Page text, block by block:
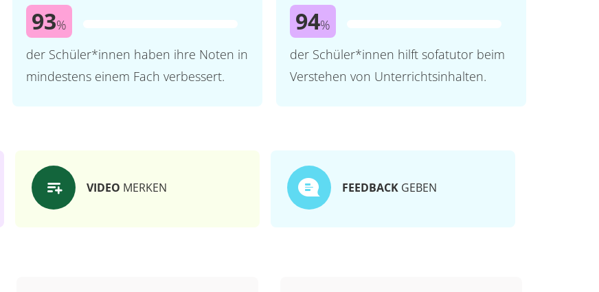
93%
der Schüler*innen haben ihre Noten in
mindestens einem Fach verbessert.
94%
der Schüler*innen hilft sofatutor beim
Verstehen von Unterrichtsinhalten.
VIDEO MERKEN FEEDBACK GEBEN